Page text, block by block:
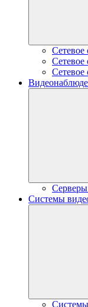
Сетевое
Сетевое
Сетевое
Системы